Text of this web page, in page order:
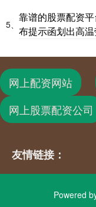
5、
靠谱的股票配资
布提示函划出高温
网上配资网站
网上股票配资公司
友情链接：
Powered